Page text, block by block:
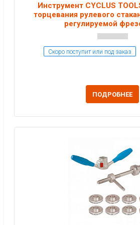
Инструмент CYCLUS
торцевания рулевого
регулируемой
Скоро поступит или под заказ
ПОДРОБНЕЕ